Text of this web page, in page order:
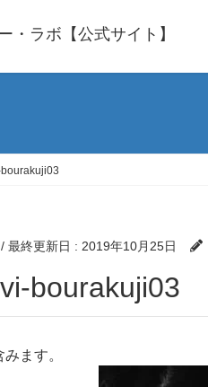
・ラボ【公式サイト】
/ 最終更新日 : 2019年10月25日
bourakuji03
ます。